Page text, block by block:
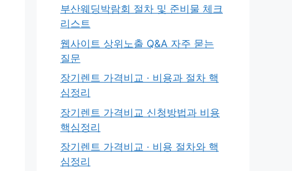
부산웨딩박람회 절차 및 준비물 체크
리스트
웹사이트 상위노출 Q&A 자주 묻는
질문
장기렌트 가격비교 · 비용과 절차 핵
심정리
장기렌트 가격비교 신청방법과 비용
핵심정리
장기렌트 가격비교 · 비용 절차와 핵
심정리